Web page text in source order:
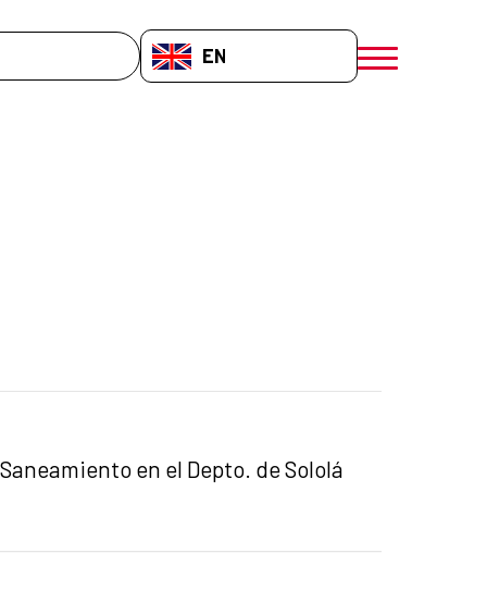
EN-GB
menú móvil
en el Depto. de Sololá